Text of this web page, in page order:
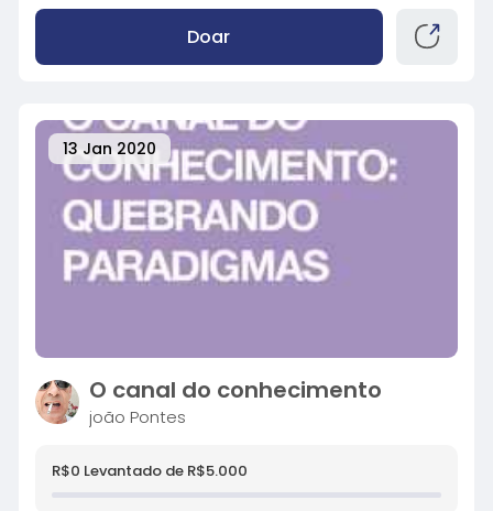
Doar
13 Jan 2020
O canal do conhecimento
joão Pontes
R$0 Levantado de R$5.000